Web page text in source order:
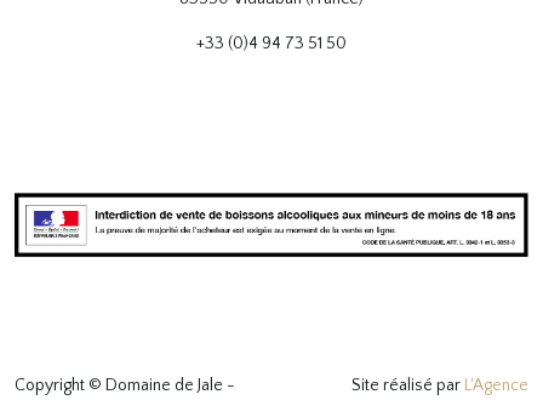
+33 (0)4 94 73 51 50
Copyright © Domaine de Jale - Site réalisé par L'Agence